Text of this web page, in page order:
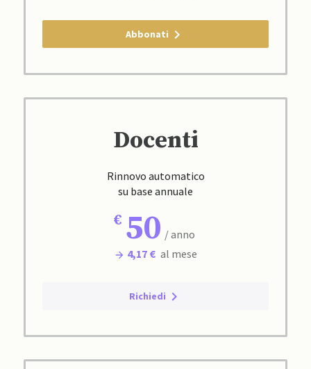
Abbonati
Docenti
Rinnovo automatico
su base annuale
50 / anno
4,17 € al mese
Richiedi